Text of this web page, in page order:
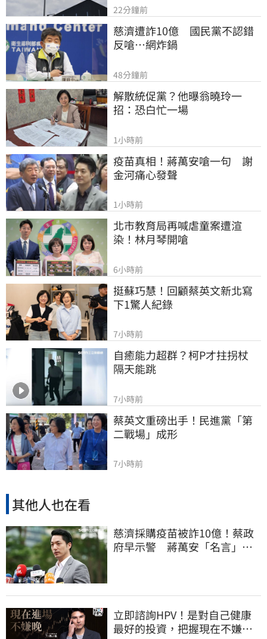
22分鐘前
慈濟遭詐10億　國民黨不認錯
反嗆⋯網炸鍋
48分鐘前
解散統促黨？他曝翁曉玲一
招：恐白忙一場
1小時前
疫苗真相！蔣萬安嗆一句　謝
金河痛心發聲
1小時前
北市教育局再喊虐童案遭渲
染！林月琴開嗆
6小時前
挺蘇巧慧！回顧蔡英文新北寫
下1驚人紀錄
7小時前
自癒能力超群？柯P才拄拐杖
隔天能跳
7小時前
蔡英文重磅出手！民進黨「第
二戰場」成形
7小時前
其他人也在看
慈濟採購疫苗被詐10億！蔡政
府早示警 蔣萬安「名言」翻
立即諮詢HPV！是對自己健康
最好的投資，把握現在不嫌